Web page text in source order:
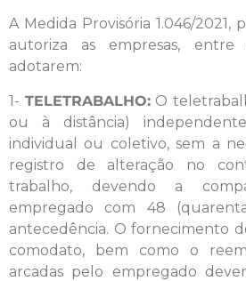
A Medida Provisória 1.046/2021,
autoriza as empresas, entre
adotarem:
1- TELETRABALHO:O
ou à distância)
individual ou coletivo, sem a
registro de alteração no
trabalho, devendo a
empregado com 48
antecedência. O fornecimento
comodato, bem como o
arcadas pelo empregado